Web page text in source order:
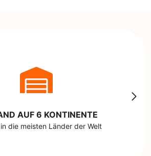
AUF 6 KONTINENTE
die meisten Länder der Welt